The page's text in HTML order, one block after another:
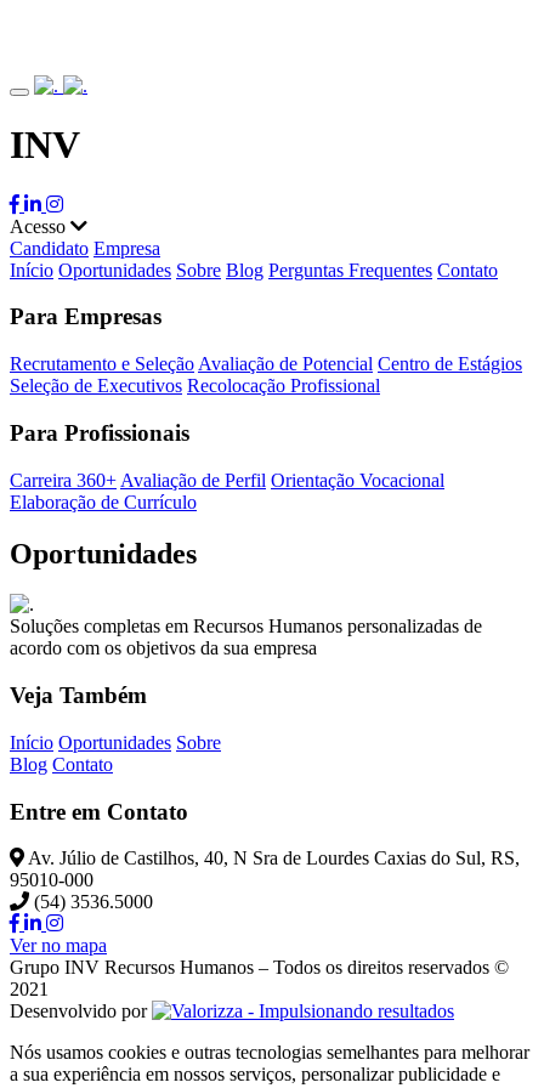
INV
Acesso
Candidato Empresa
Início Oportunidades Sobre Blog Perguntas Frequentes Contato
Para Empresas
Recrutamento e Seleção Avaliação de Potencial Centro de Estágios
Seleção de Executivos Recolocação Profissional
Para Profissionais
Carreira 360+ Avaliação de Perfil Orientação Vocacional
Elaboração de Currículo
Oportunidades
Soluções completas em Recursos Humanos personalizadas de
acordo com os objetivos da sua empresa
Veja Também
Início Oportunidades Sobre
Blog Contato
Entre em Contato
Av. Júlio de Castilhos, 40, N Sra de Lourdes Caxias do Sul, RS,
95010-000
(54) 3536.5000
Ver no mapa
Grupo INV Recursos Humanos – Todos os direitos reservados ©
2021
Desenvolvido por
Nós usamos cookies e outras tecnologias semelhantes para melhorar
a sua experiência em nossos serviços, personalizar publicidade e